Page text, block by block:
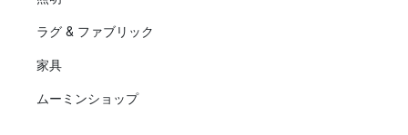
ラグ & ファブリック
家具
ムーミンショップ